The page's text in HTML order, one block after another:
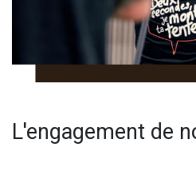
L'engagement de